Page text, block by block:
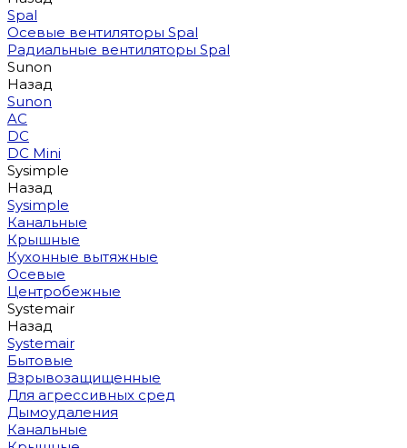
Spal
Осевые вентиляторы Spal
Радиальные вентиляторы Spal
Sunon
Назад
Sunon
AC
DC
DC Mini
Sysimple
Назад
Sysimple
Канальные
Крышные
Кухонные вытяжные
Осевые
Центробежные
Systemair
Назад
Systemair
Бытовые
Взрывозащищенные
Для агрессивных сред
Дымоудаления
Канальные